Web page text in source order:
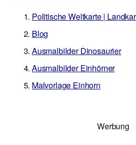
Politische Weltkarte |
Blog
Ausmalbilder Dinosaurier
Ausmalbilder Einhörner
Malvorlage Einhorn
Werbung